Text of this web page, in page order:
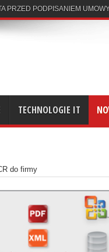
PRZED PODPISANIEM
TECHNOLOGIE IT
do firmy